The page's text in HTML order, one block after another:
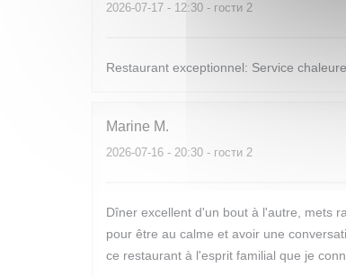
2026-07-17 - 12:30 - гости 2
Restaurant exceptionnel: Service
Marine M
2026-07-16 - 20:30 - гости 2
Dîner excellent d'un bout à l'autre, mets
pour être au calme et avoir une
ce restaurant à l'esprit familial que je